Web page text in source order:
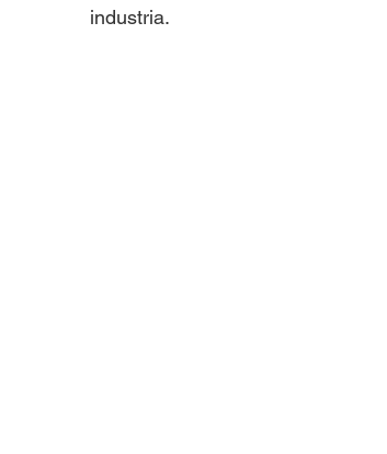
industria.